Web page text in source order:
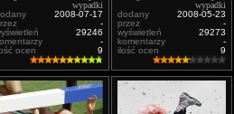
wypadki
2008-07-17
-
29246
-
ocen
9
wypadki
dodany
2008-05-23
przez
-
wyświetleń
29273
komentarzy
-
ilość ocen
9